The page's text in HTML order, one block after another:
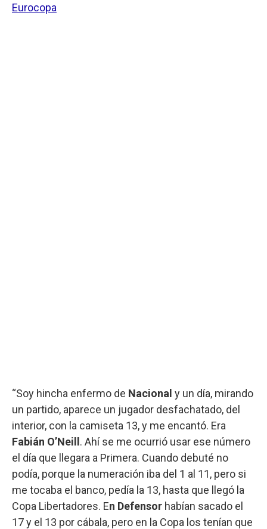
Eurocopa
“Soy hincha enfermo de Nacional y un día, mirando
un partido, aparece un jugador desfachatado, del
interior, con la camiseta 13, y me encantó. Era
Fabián O’Neill . Ahí se me ocurrió usar ese número
el día que llegara a Primera. Cuando debuté no
podía, porque la numeración iba del 1 al 11, pero si
me tocaba el banco, pedía la 13, hasta que llegó la
Copa Libertadores. En Defensor habían sacado el
17 y el 13 por cábala, pero en la Copa los tenían que